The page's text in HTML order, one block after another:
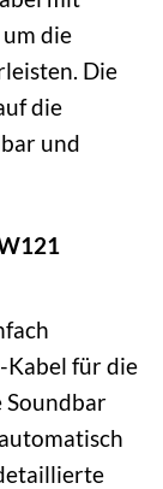
die
Die
die
und
Kabel für die
Soundbar